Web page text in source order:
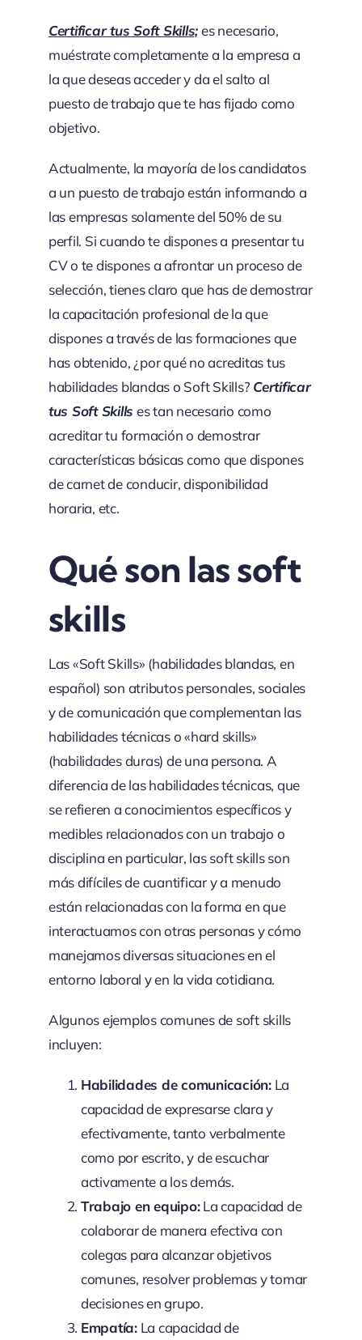
Certificar tus Soft Skills;es necesario,
muéstrate completamente a la empresa a
la que deseas acceder y da el salto al
puesto de trabajo que te has fijado como
objetivo.
Actualmente, la mayoría de los candidatos
a un puesto de trabajo están informando a
las empresas solamente del 50% de su
perfil. Si cuando te dispones a presentar tu
CV o te dispones a afrontar un proceso de
selección, tienes claro que has de demostrar
la capacitación profesional de la que
dispones a través de las formaciones que
has obtenido, ¿por qué no acreditas tus
habilidades blandas o Soft Skills? Certificar
tus Soft Skills es tan necesario como
acreditar tu formación o demostrar
características básicas como que dispones
de carnet de conducir, disponibilidad
horaria, etc.
Qué son las soft
skills
Las «Soft Skills» (habilidades blandas, en
español) son atributos personales, sociales
y de comunicación que complementan las
habilidades técnicas o «hard skills»
(habilidades duras) de una persona. A
diferencia de las habilidades técnicas, que
se refieren a conocimientos específicos y
medibles relacionados con un trabajo o
disciplina en particular, las soft skills son
más difíciles de cuantificar y a menudo
están relacionadas con la forma en que
interactuamos con otras personas y cómo
manejamos diversas situaciones en el
entorno laboral y en la vida cotidiana.
Algunos ejemplos comunes de soft skills
incluyen:
Habilidades de comunicación:La
capacidad de expresarse clara y
efectivamente, tanto verbalmente
como por escrito, y de escuchar
activamente a los demás.
Trabajo en equipo:La capacidad de
colaborar de manera efectiva con
colegas para alcanzar objetivos
comunes, resolver problemas y tomar
decisiones en grupo.
Empatía:La capacidad de